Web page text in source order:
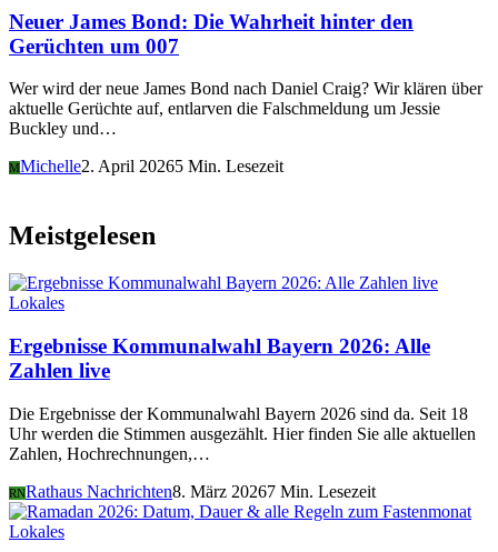
Neuer James Bond: Die Wahrheit hinter den
Gerüchten um 007
Wer wird der neue James Bond nach Daniel Craig? Wir klären über
aktuelle Gerüchte auf, entlarven die Falschmeldung um Jessie
Buckley und…
MMichelle2. April 20265 Min. Lesezeit
Meistgelesen
Lokales
Ergebnisse Kommunalwahl Bayern 2026: Alle
Zahlen live
Die Ergebnisse der Kommunalwahl Bayern 2026 sind da. Seit 18
Uhr werden die Stimmen ausgezählt. Hier finden Sie alle aktuellen
Zahlen, Hochrechnungen,…
RNRathaus Nachrichten8. März 20267 Min. Lesezeit
Lokales